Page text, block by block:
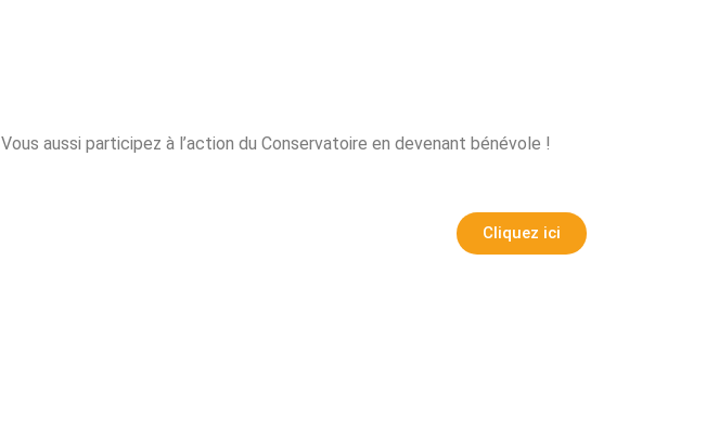
Vous aussi participez à l’action du Conservatoire en devenant bénévole !
Cliquez ici